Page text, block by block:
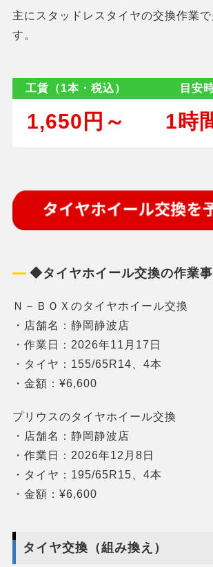
主にスタッドレスタイヤの交換作業で
す。
工賃（1本・税込） 目安
1,650円～ 1時
◆タイヤホイール交換の作業事
Ｎ－ＢＯＸのタイヤホイール交換
・店舗名：静岡静波店
・作業日：2026年11月17日
・タイヤ：155/65R14、4本
・金額：¥6,600
プリウスのタイヤホイール交換
・店舗名：静岡静波店
・作業日：2026年12月8日
・タイヤ：195/65R15、4本
・金額：¥6,600
タイヤ交換（組み換え）